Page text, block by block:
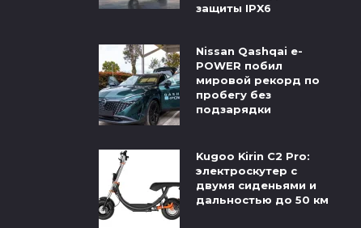
защиты IPX6
Nissan Qashqai e-
POWER побил
мировой рекорд по
пробегу без
подзарядки
Kugoo Kirin C2 Pro:
электроскутер с
двумя сиденьями и
дальностью до 50 км